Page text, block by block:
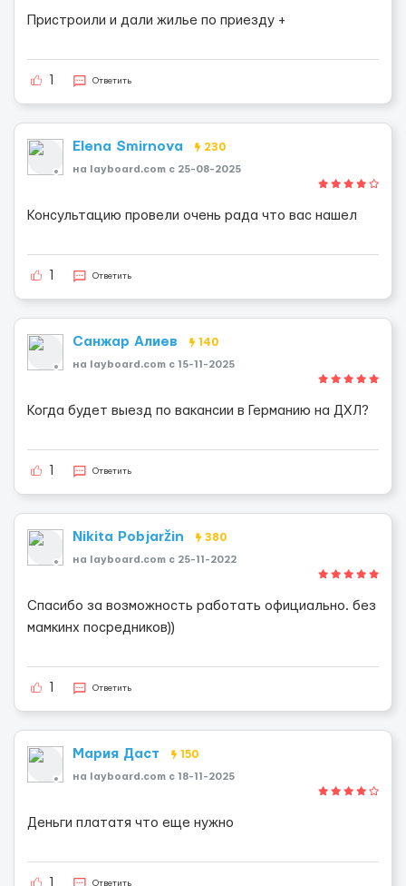
Пристроили и дали жилье по приезду +
Ответить
Elena Smirnova 230
на layboard.com c 25-08-2025
Консультацию провели очень рада что вас нашел
Ответить
Санжар Алиев 140
на layboard.com c 15-11-2025
Когда будет выезд по вакансии в Германию на ДХЛ?
Ответить
Nikita Pobjaržin 380
на layboard.com c 25-11-2022
Спасибо за возможность работать официально. без
мамкинх посредников))
Ответить
Мария Даст 150
на layboard.com c 18-11-2025
Деньги плататя что еще нужно
Ответить